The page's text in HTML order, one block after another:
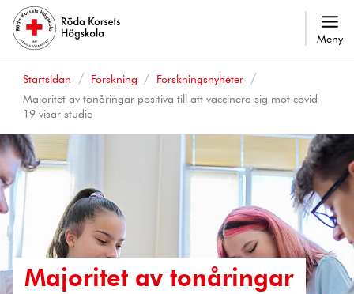
Meny
Startsidan Forskning
Forskningsnyheter
Majoritet av tonåringar positiva till att vaccinera sig mot covid-
19 visar studie
Majoritet av tonåringar